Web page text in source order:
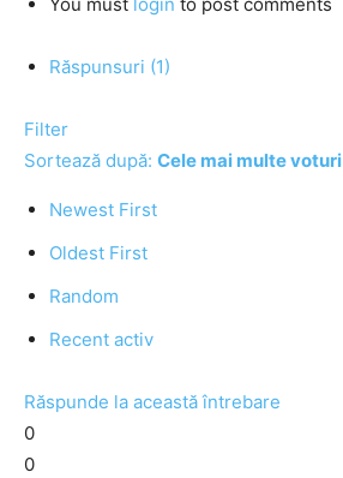
Răspunsuri (1)
Filter
Sortează după: Cele mai multe voturi
Newest First
Oldest First
Random
Recent activ
Răspunde la această întrebare
0
0